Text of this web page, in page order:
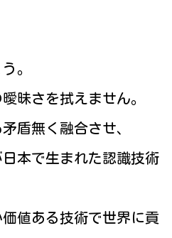
。
昧さを拭えません。
盾無く融合させ、
本で生まれた認識技術
値ある技術で世界に貢